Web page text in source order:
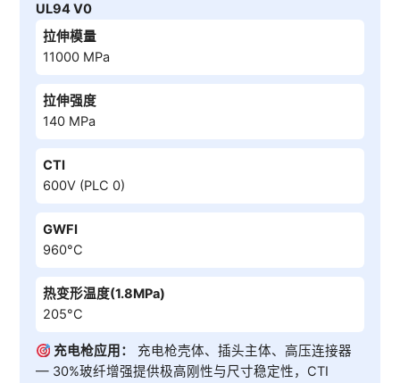
UL94 V0
拉伸模量
11000 MPa
拉伸强度
140 MPa
CTI
600V (PLC 0)
GWFI
960°C
热变形温度(1.8MPa)
205°C
充电枪应用：
充电枪壳体、插头主体、高压连接器
— 30%玻纤增强提供极高刚性与尺寸稳定性，CTI